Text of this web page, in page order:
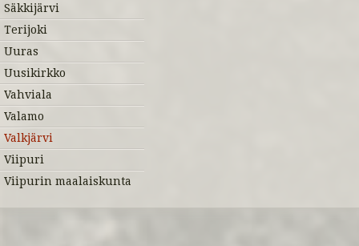
Säkkijärvi
Terijoki
Uuras
Uusikirkko
Vahviala
Valamo
Valkjärvi
Viipuri
Viipurin maalaiskunta